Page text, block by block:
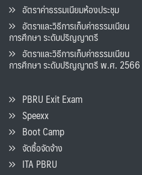
อัตราค่าธรรมเนียมห้องประชุม
อัตราและวิธีการเก็บค่าธรรมเนียน
การศึกษา ระดับปริญญาตรี
อัตราและวิธีการเก็บค่าธรรมเนียน
การศึกษา ระดับปริญญาตรี พ.ศ. 2566
PBRU Exit Exam
Speexx
Boot Camp
จัดซื้อจัดจ้าง
ITA PBRU